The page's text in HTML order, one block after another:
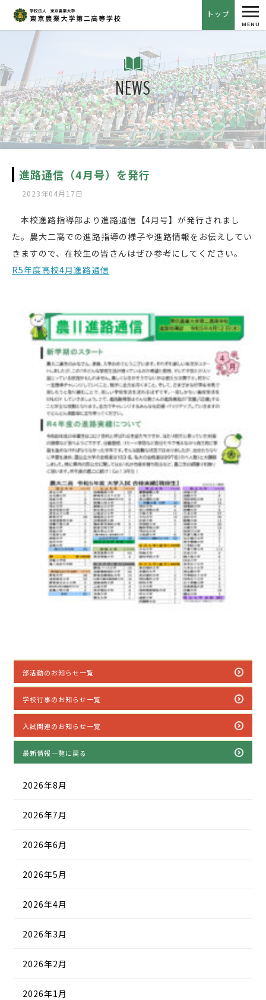
トップ
MENU
NEWS
進路通信（4月号）を発行
2023年04月17日
本校進路指導部より進路通信【4月号】が発行されまし
た。農大二高での進路指導の様子や進路情報をお伝えしてい
きますので、在校生の皆さんはぜひ参考にしてください。
R5年度高校4月進路通信
部活動のお知らせ一覧
学校行事のお知らせ一覧
入試関連のお知らせ一覧
最新情報一覧に戻る
2026年8月
2026年7月
2026年6月
2026年5月
2026年4月
2026年3月
2026年2月
2026年1月